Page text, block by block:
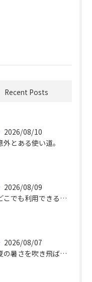
Recent Posts
2026/08/10
外とある使い道。
2026/08/09
どこでも利用できる便利さ。
2026/08/07
夏の暑さを吹き飛ばしに来てください。